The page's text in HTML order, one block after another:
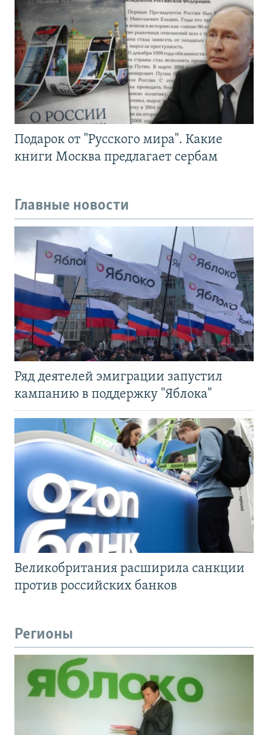
Подарок от "Русского мира". Какие
книги Москва предлагает сербам
Главные новости
Ряд деятелей эмиграции запустил
кампанию в поддержку "Яблока"
Великобритания расширила санкции
против российских банков
Регионы